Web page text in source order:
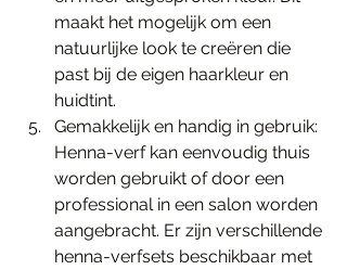
maakt het mogelijk om een
natuurlijke look te creëren die
past bij de eigen haarkleur en
huidtint.
Gemakkelijk en handig in gebruik:
Henna-verf kan eenvoudig thuis
worden gebruikt of door een
professional in een salon worden
aangebracht. Er zijn verschillende
henna-verfsets beschikbaar met